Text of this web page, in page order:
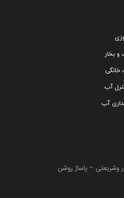
بخار
خانگی
آب
آب
وشریعتی – پاساژ روشن